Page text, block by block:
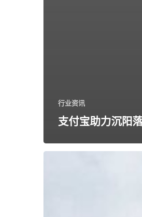
行业资讯
支付宝助力沉阳